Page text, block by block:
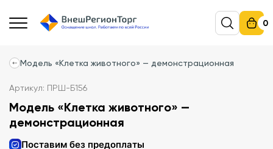
0
Модель «Клетка животного» — демонстрационная
Артикул: ПРШ-Б156
Модель «Клетка животного» —
демонстрационная
Поставим без предоплаты